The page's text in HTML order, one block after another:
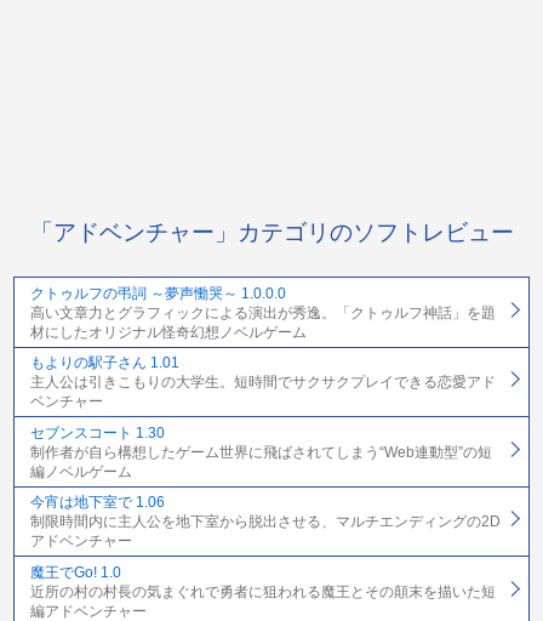
「アドベンチャー」カテゴリのソフトレビュー
クトゥルフの弔詞 ～夢声慟哭～ 1.0.0.0
高い文章力とグラフィックによる演出が秀逸。「クトゥルフ神話」を題
材にしたオリジナル怪奇幻想ノベルゲーム
もよりの駅子さん 1.01
主人公は引きこもりの大学生。短時間でサクサクプレイできる恋愛アド
ベンチャー
セブンスコート 1.30
制作者が自ら構想したゲーム世界に飛ばされてしまう“Web連動型”の短
編ノベルゲーム
今宵は地下室で 1.06
制限時間内に主人公を地下室から脱出させる、マルチエンディングの2D
アドベンチャー
魔王でGo! 1.0
近所の村の村長の気まぐれで勇者に狙われる魔王とその顛末を描いた短
編アドベンチャー